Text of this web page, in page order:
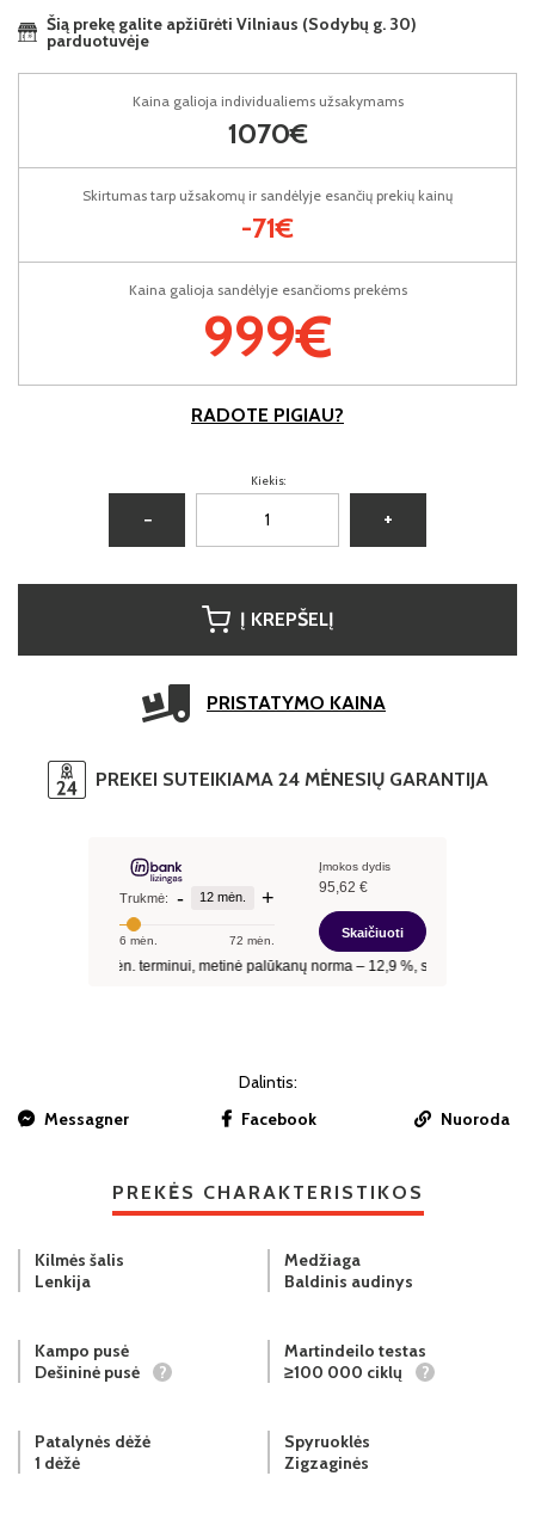
Šią prekę galite apžiūrėti Vilniaus (Sodybų g. 30)
parduotuvėje
Kaina galioja sandėlyje esančioms prekėms
999€
Kaina galioja individualiems užsakymams
1070€
Skirtumas tarp užsakomų ir sandėlyje esančių prekių kainų
-71€
RADOTE PIGIAU?
Kiekis:
− +
Į KREPŠELĮ
PRISTATYMO KAINA
PREKEI SUTEIKIAMA 24 MĖNESIŲ GARANTIJA
Dalintis:
Messagner
Facebook Nuoroda
PREKĖS CHARAKTERISTIKOS
Kilmės šalis
Lenkija
Medžiaga
Baldinis audinys
Kampo pusė
Dešininė pusė
?
Martindeilo testas
≥100 000 ciklų
?
Patalynės dėžė
1 dėžė
Spyruoklės
Zigzaginės